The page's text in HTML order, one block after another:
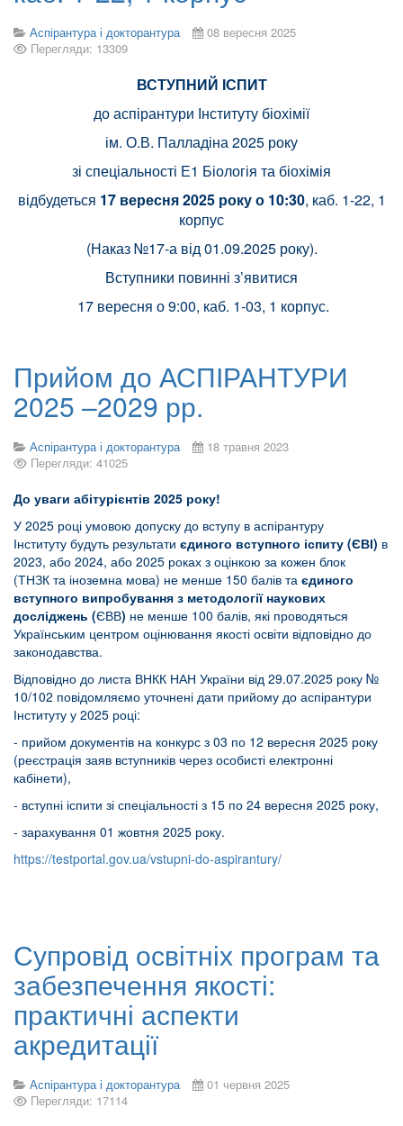
Аспірантура і докторантура
08 вересня 2025
Перегляди: 13309
ВСТУПНИЙ ІСПИТ
до аспірантури Інституту біохімії
ім. О.В. Палладіна 2025 року
зі спеціальності Е1 Біологія та біохімія
відбудеться 17 вересня 2025 року о 10:30, каб. 1-22, 1
корпус
(Наказ №17-а від 01.09.2025 року).
Вступники повинні з’явитися
17 вересня о 9:00, каб. 1-03, 1 корпус.
Прийом до АСПІРАНТУРИ
2025 –2029 рр.
Аспірантура і докторантура
18 травня 2023
Перегляди: 41025
До уваги абітурієнтів 2025 року!
У 2025 році умовою допуску до вступу в аспірантуру
Інституту будуть результати єдиного вступного іспиту (ЄВІ) в
2023, або 2024, або 2025 роках з оцінкою за кожен блок
(ТНЗК та іноземна мова) не менше 150 балів та єдиного
вступного випробування з методології наукових
досліджень (ЄВВ) не менше 100 балів, які проводяться
Українським центром оцінювання якості освіти відповідно до
законодавства.
Відповідно до листа ВНКК НАН України від 29.07.2025 року №
10/102 повідомляємо уточнені дати прийому до аспірантури
Інституту у 2025 році:
- прийом документів на конкурс з 03 по 12 вересня 2025 року
(реєстрація заяв вступників через особисті електронні
кабінети),
- вступні іспити зі спеціальності з 15 по 24 вересня 2025 року,
- зарахування 01 жовтня 2025 року.
https://testportal.gov.ua/vstupni-do-aspirantury/
Супровід освітніх програм та
забезпечення якості:
практичні аспекти
акредитації
Аспірантура і докторантура
01 червня 2025
Перегляди: 17114